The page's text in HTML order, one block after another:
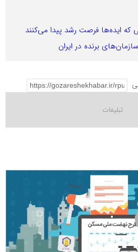
که ایده‌ها فرصت رشد پیدا می‌کنند
برنده در ایران